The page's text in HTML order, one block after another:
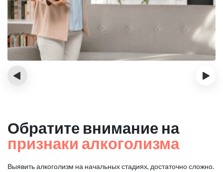
‹ ›
Обратите внимание на
признаки алкоголизма
Выявить алкоголизм на начальных стадиях, достаточно сложно.